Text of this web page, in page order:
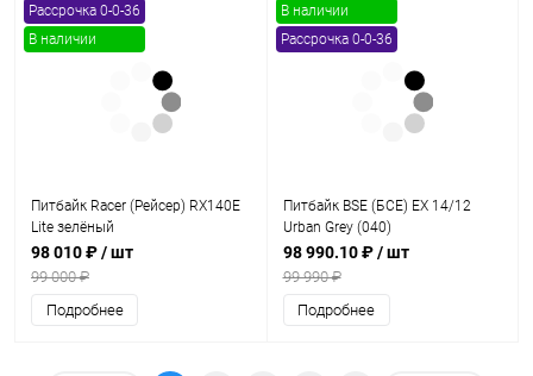
Рассрочка 0-0-36
В наличии
Питбайк Racer (Рейсер) RX140E
Lite зелёный
98 010 ₽/ шт
99 000 ₽
Подробнее
В наличии
Рассрочка 0-0-36
Питбайк BSE (БСЕ) EX 14/12
Urban Grey (040)
98 990.10 ₽/ шт
99 990 ₽
Подробнее